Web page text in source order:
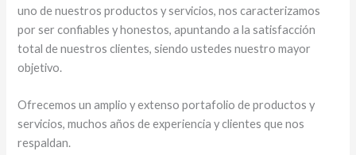
uno de nuestros productos y servicios, nos caracterizamos
por ser confiables y honestos, apuntando a la satisfacción
total de nuestros clientes, siendo ustedes nuestro mayor
objetivo.
Ofrecemos un amplio y extenso portafolio de productos y
servicios, muchos años de experiencia y clientes que nos
respaldan.